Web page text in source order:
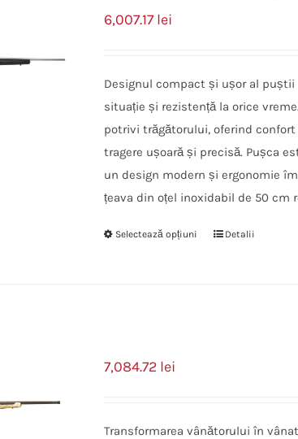
6,007.17lei
Designul compact și ușor al puștii
situație și rezistență la orice
potrivi trăgătorului, oferind
tragere ușoară și precisă. Pușca
un design modern și ergonomie
țeava din oțel inoxidabil de 50 cm
Selectează opțiuni Detalii
7,084.72 lei
Transformarea vânătorului în